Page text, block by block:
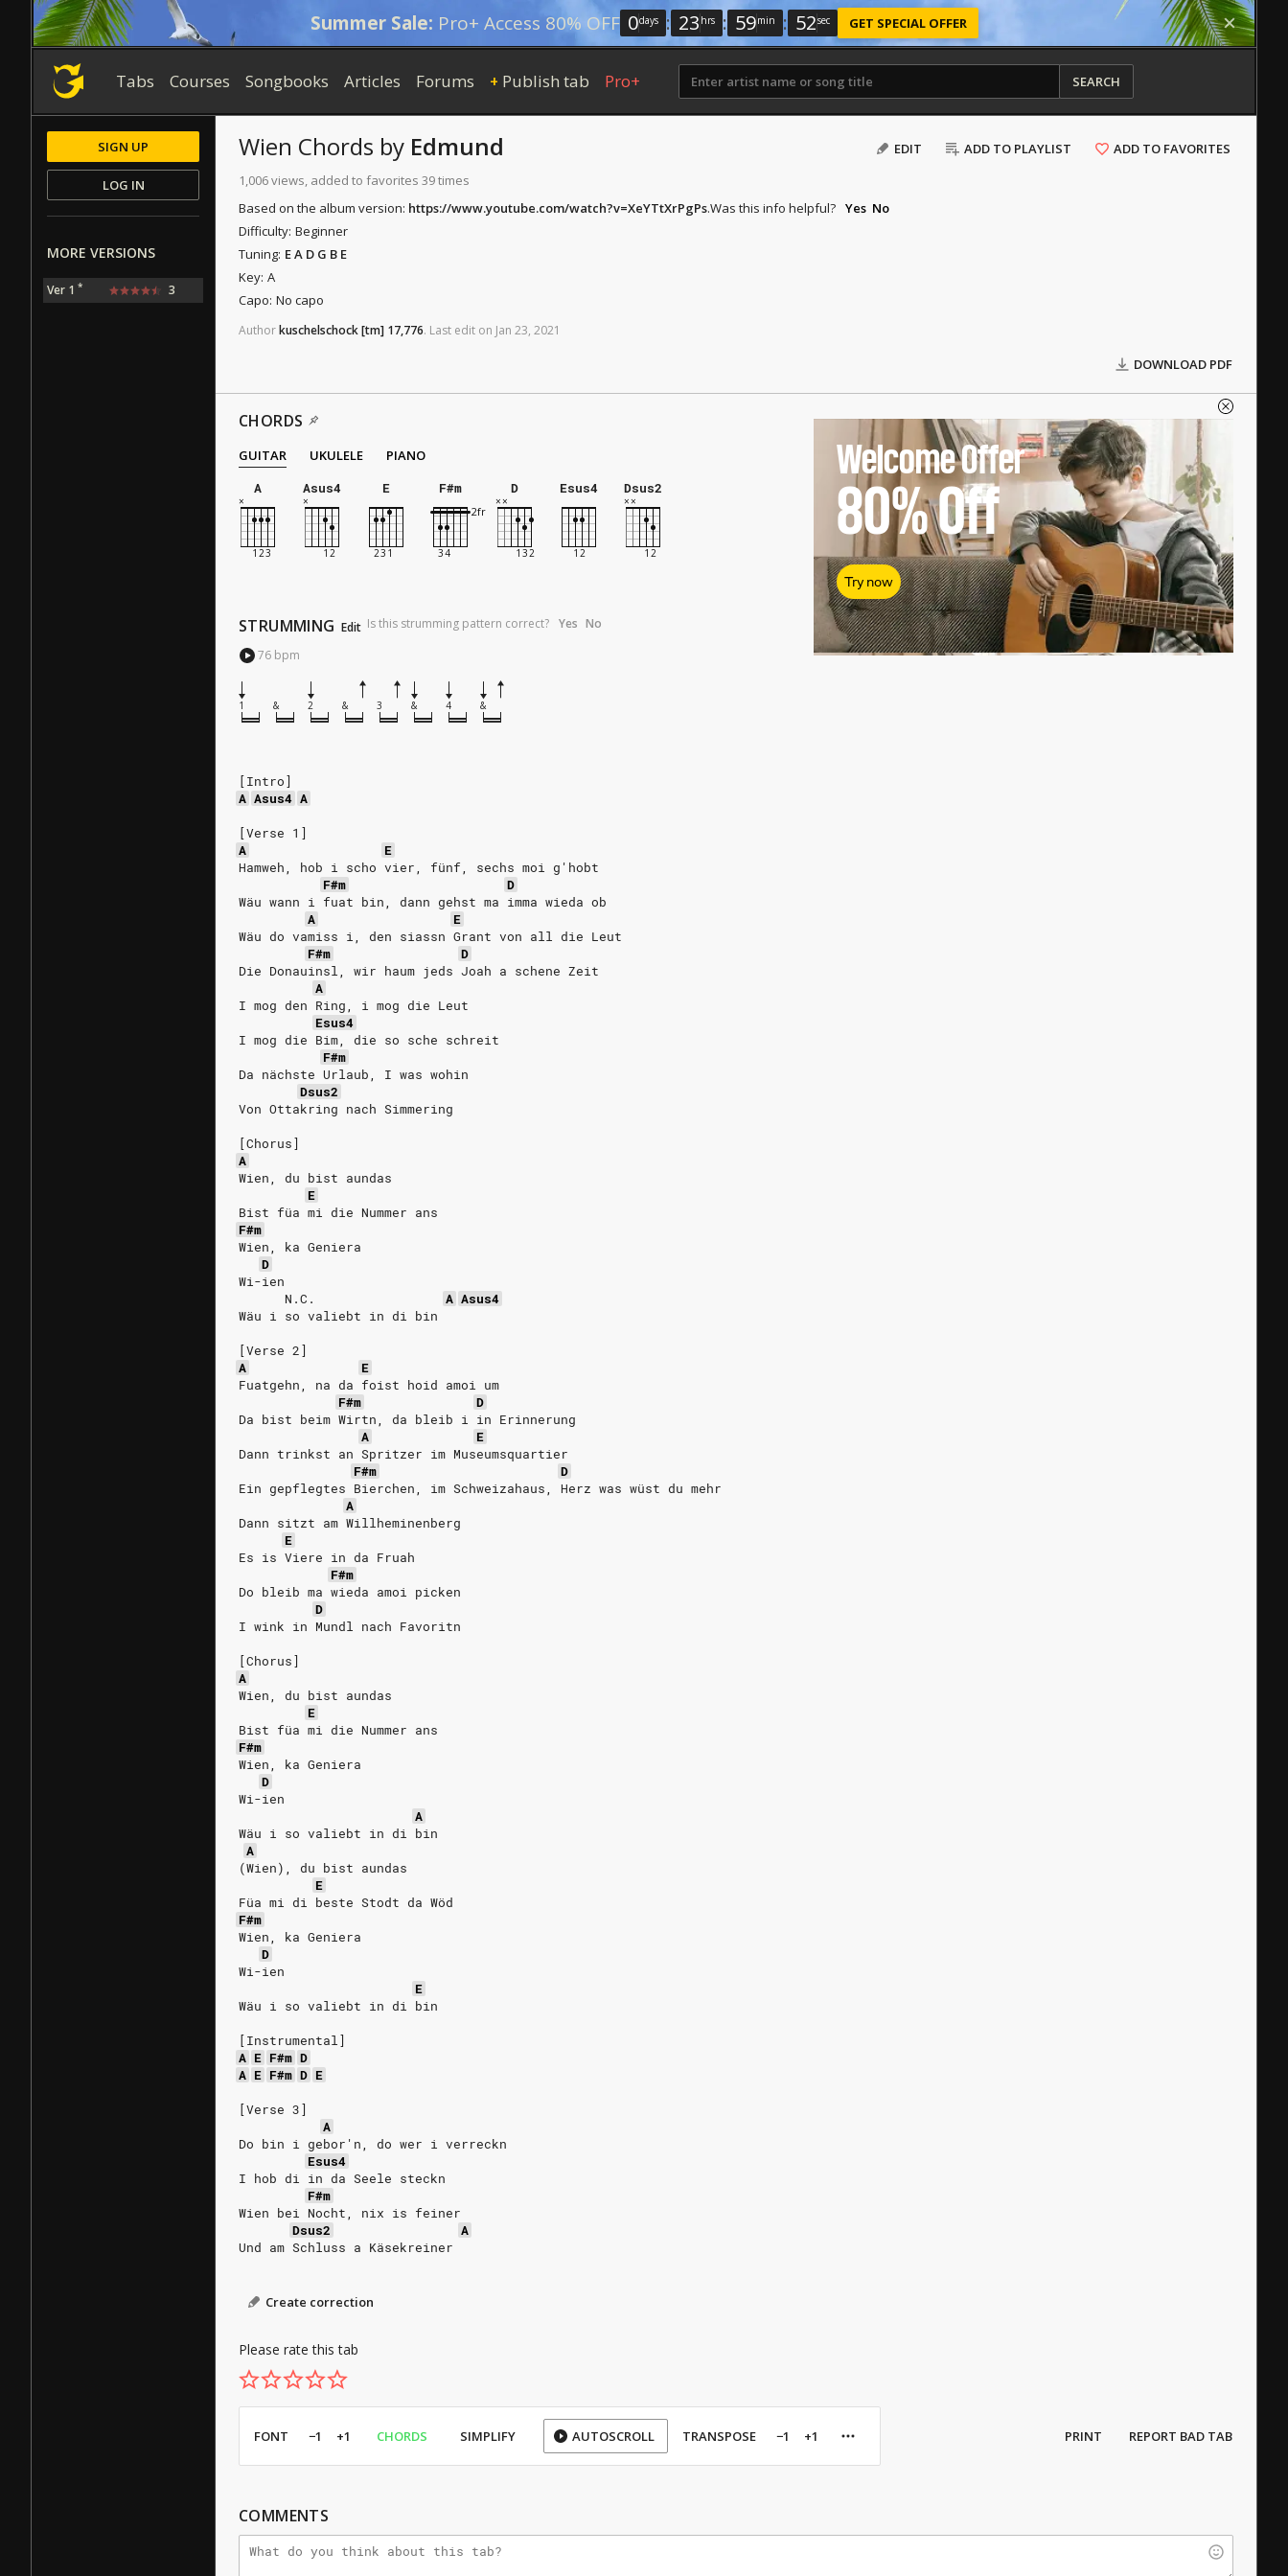
Summer Sale: Pro+ Access 80% OFF 0days : 23 hrs : 59min : 51sec GET SPECIAL OFFER
Tabs Courses Songbooks Articles Forums + Publish tab Pro+ SEARCH
EDIT ADD TO PLAYLIST ADD TO FAVORITES
Wien Chords by Edmund
1,006 views, added to favorites 39 times
Based on the album version: https://www.youtube.com/watch?v=XeYTtXrPgPs.Was this info helpful? Yes No
Difficulty: Beginner
Tuning: E A D G B E
Key: A
Capo: No capo
Authorkuschelschock[tm] 17,776. Last edit on Jan 23, 2021
DOWNLOAD PDF
CHORDS
GUITAR UKULELE
PIANO
A
Asus4 E F#m D Esus4 Dsus2
STRUMMING Edit Is this strumming pattern correct? Yes No
76 bpm
1 & 2 & 3 & 4 &
[Intro]
A Asus4 A
[Verse 1]
A
E
Hamweh, hob i scho vier, fünf, sechs moi g'hobt
F#m
D
Wäu wann i fuat bin, dann gehst ma imma wieda ob
A
E
Wäu do vamiss i, den siassn Grant von all die Leut
F#m
D
Die Donauinsl, wir haum jeds Joah a schene Zeit
A
I mog den Ring, i mog die Leut
Esus4
I mog die Bim, die so sche schreit
F#m
Da nächste Urlaub, I was wohin
Dsus2
Von Ottakring nach Simmering
[Chorus]
A
Wien, du bist aundas
E
Bist füa mi die Nummer ans
F#m
Wien, ka Geniera
D
Wi-ien
N.C.
A Asus4
Wäu i so valiebt in di bin
[Verse 2]
A
E
Fuatgehn, na da foist hoid amoi um
F#m
D
Da bist beim Wirtn, da bleib i in Erinnerung
A
E
Dann trinkst an Spritzer im Museumsquartier
F#m
D
Ein gepflegtes Bierchen, im Schweizahaus, Herz was wüst du mehr
A
Dann sitzt am Willheminenberg
E
Es is Viere in da Fruah
F#m
Do bleib ma wieda amoi picken
D
I wink in Mundl nach Favoritn
[Chorus]
A
Wien, du bist aundas
E
Bist füa mi die Nummer ans
F#m
Wien, ka Geniera
D
Wi-ien
A
Wäu i so valiebt in di bin
A
(Wien), du bist aundas
E
Füa mi di beste Stodt da Wöd
F#m
Wien, ka Geniera
D
Wi-ien
E
Wäu i so valiebt in di bin
[Instrumental]
A E F#m D
A E F#m D E
[Verse 3]
A
Do bin i gebor'n, do wer i verreckn
Esus4
I hob di in da Seele steckn
F#m
Wien bei Nocht, nix is feiner
Dsus2
A
Und am Schluss a Käsekreiner
Create correction
Please rate this tab
Welcome Offer
80%Off
Try now
FONT −1 +1 CHORDS SIMPLIFY AUTOSCROLL TRANSPOSE −1 +1 PRINT REPORT BAD TAB
COMMENTS
SIGN UP
LOG IN
MORE VERSIONS
Ver 1 * 3